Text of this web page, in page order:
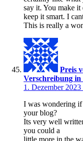
say it. You make
keep it smart. I
This is really a
Preis
Verschreibung in
1. Dezember 2023
I was wondering
your blog?
Its very well
you could a